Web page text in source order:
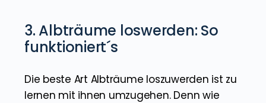
3. Albträume loswerden: So
funktioniert´s
Die beste Art Albträume loszuwerden ist zu
lernen mit ihnen umzugehen. Denn wie